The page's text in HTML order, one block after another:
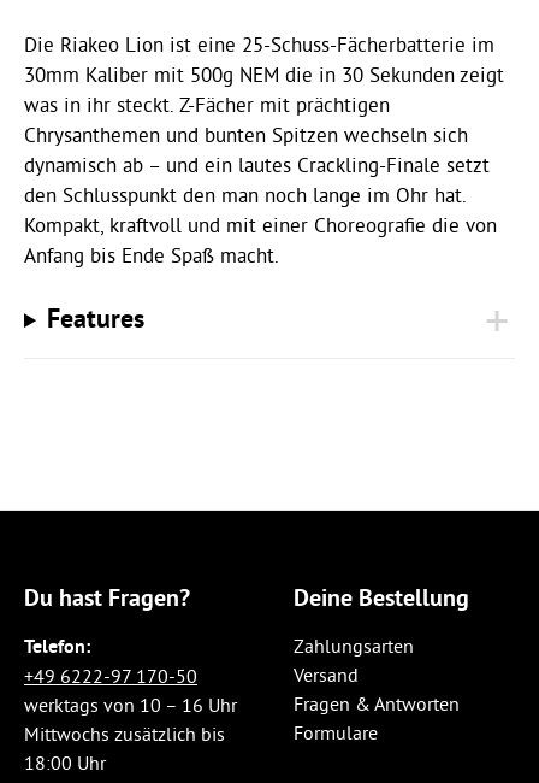
Die Riakeo Lion ist eine 25-Schuss-Fächerbatterie im
30mm Kaliber mit 500g NEM die in 30 Sekunden zeigt
was in ihr steckt. Z-Fächer mit prächtigen
Chrysanthemen und bunten Spitzen wechseln sich
dynamisch ab – und ein lautes Crackling-Finale setzt
den Schlusspunkt den man noch lange im Ohr hat.
Kompakt, kraftvoll und mit einer Choreografie die von
Anfang bis Ende Spaß macht.
Features
Du hast Fragen?
Telefon:
+49 6222-97 170-50
werktags von 10 – 16 Uhr
Mittwochs zusätzlich bis
18:00 Uhr
Deine Bestellung
Zahlungsarten
Versand
Fragen & Antworten
Formulare